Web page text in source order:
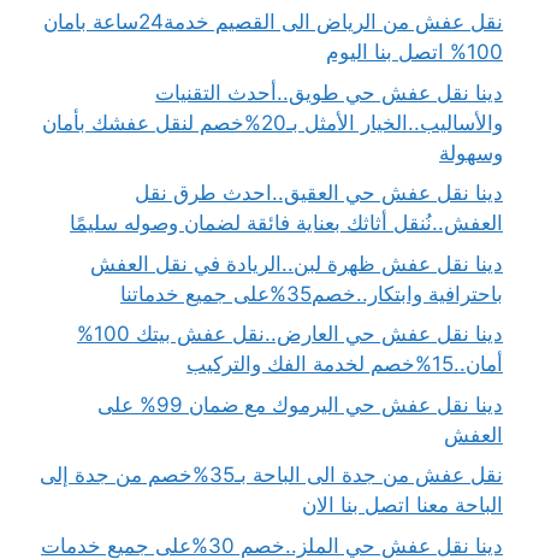
نقل عفش من الرياض الى القصيم خدمة24ساعة بامان
100% اتصل بنا اليوم
دينا نقل عفش حي طويق..أحدث التقنيات
والأساليب..الخيار الأمثل بـ20%خصم لنقل عفشك بأمان
وسهولة
دينا نقل عفش حي العقيق..احدث طرق نقل
العفش..نُنقل أثاثك بعناية فائقة لضمان وصوله سليمًا
دينا نقل عفش ظهرة لبن..الريادة في نقل العفش
باحترافية وابتكار..خصم35%على جميع خدماتنا
دينا نقل عفش حي العارض..نقل عفش بيتك 100%
أمان..15%خصم لخدمة الفك والتركيب
دينا نقل عفش حي اليرموك مع ضمان 99% على
العفش
نقل عفش من جدة الى الباحة بـ35%خصم من جدة إلى
الباحة معنا اتصل بنا الان
دينا نقل عفش حي الملز..خصم 30%على جميع خدمات